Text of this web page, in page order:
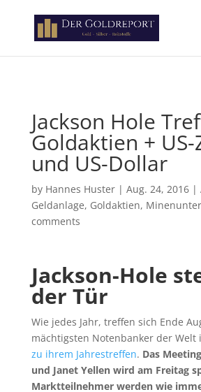
Jackson Hole
Goldaktien + US-
und US-Dollar
by Hannes Huster| Aug. 24, 2016|
Geldanlage, Goldaktien,
comments
Jackson-Hole
der Tür
Wie jedes Jahr, treffen sich Ende
mächtigsten Notenbanker der Welt
zu ihrem Jahrestreffen. Das
und Janet Yellen wird am Freitag
Marktteilnehmer werden wie